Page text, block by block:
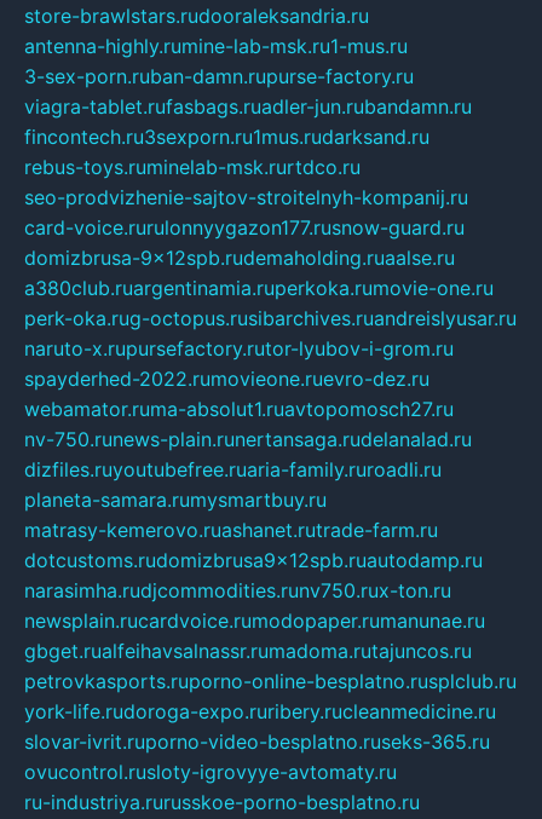
store-brawlstars.rudooraleksandria.ru
antenna-highly.rumine-lab-msk.ru1-mus.ru
3-sex-porn.ruban-damn.rupurse-factory.ru
viagra-tablet.rufasbags.ruadler-jun.rubandamn.ru
fincontech.ru3sexporn.ru1mus.rudarksand.ru
rebus-toys.ruminelab-msk.rurtdco.ru
seo-prodvizhenie-sajtov-stroitelnyh-kompanij.ru
card-voice.rurulonnyygazon177.rusnow-guard.ru
domizbrusa-9x12spb.rudemaholding.ruaalse.ru
a380club.ruargentinamia.ruperkoka.rumovie-one.ru
perk-oka.rug-octopus.rusibarchives.ruandreislyusar.ru
naruto-x.rupursefactory.rutor-lyubov-i-grom.ru
spayderhed-2022.rumovieone.ruevro-dez.ru
webamator.ruma-absolut1.ruavtopomosch27.ru
nv-750.runews-plain.runertansaga.rudelanalad.ru
dizfiles.ruyoutubefree.ruaria-family.ruroadli.ru
planeta-samara.rumysmartbuy.ru
matrasy-kemerovo.ruashanet.rutrade-farm.ru
dotcustoms.rudomizbrusa9x12spb.ruautodamp.ru
narasimha.rudjcommodities.runv750.rux-ton.ru
newsplain.rucardvoice.rumodopaper.rumanunae.ru
gbget.rualfeihavsalnassr.rumadoma.rutajuncos.ru
petrovkasports.ruporno-online-besplatno.rusplclub.ru
york-life.rudoroga-expo.ruribery.rucleanmedicine.ru
slovar-ivrit.ruporno-video-besplatno.ruseks-365.ru
ovucontrol.rusloty-igrovyye-avtomaty.ru
ru-industriya.rurusskoe-porno-besplatno.ru